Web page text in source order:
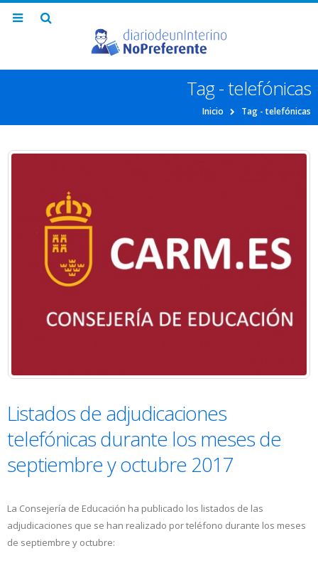
Tag - telefónicas
Inicio Tag -telefónicas
Listados de adjudicaciones
telefónicas durante los meses de
septiembre y octubre 2017
La Consejería de Educación ha publicado los listados de las
adjudicaciones que se han realizado por teléfono durante los meses
de septiembre y octubre: